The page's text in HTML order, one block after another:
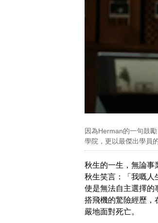
因為Herman的一句鼓
學院，更以最傑出學員
秋生的一生，無論事
秋生笑言：「我嘅人
使是無法自主選擇的
搭飛機的驚險經歷，
嚴地面對死亡。